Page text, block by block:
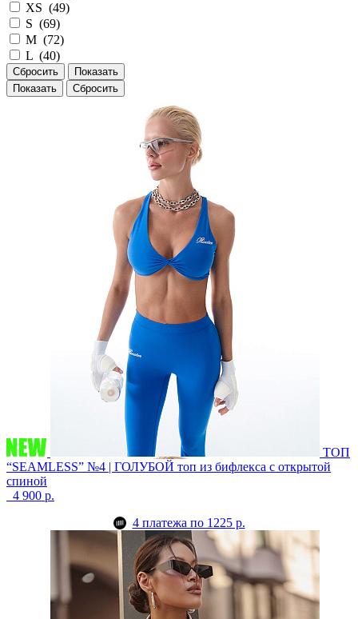
XS (49)
S (69)
M (72)
L (40)
ТОП
“SEAMLESS” №4 | ГОЛУБОЙ топ из бифлекса с открытой
спиной
4 900 р.
4 платежа по 1225 р.